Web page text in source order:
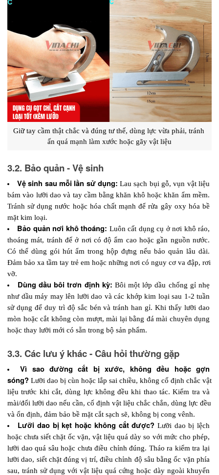
Giữ tay cầm thật chắc và đúng tư thế, dùng lực vừa phải, tránh
ấn quá mạnh làm xước hoặc gãy vật liệu
3.2. Bảo quản - Vệ sinh
Vệ sinh sau mỗi lần sử dụng: Lau sạch bụi gỗ, vụn vật liệu
bám vào lưỡi dao và tay cầm bằng khăn khô hoặc khăn ẩm mềm.
Tránh sử dụng nước hoặc hóa chất mạnh để rửa gây oxy hóa bề
mặt kim loại.
Bảo quản nơi khô thoáng: Luôn cất dụng cụ ở nơi khô ráo,
thoáng mát, tránh để ở nơi có độ ẩm cao hoặc gần nguồn nước.
Có thể dùng gói hút ẩm trong hộp đựng nếu bảo quản lâu dài.
Đảm bảo xa tầm tay trẻ em hoặc những nơi có nguy cơ va đập, rơi
vỡ.
Dùng dầu bôi trơn định kỳ: Bôi một lớp dầu chống gỉ nhẹ
như dầu máy may lên lưỡi dao và các khớp kim loại sau 1-2 tuần
sử dụng để duy trì độ sắc bén và tránh han gỉ. Khi thấy lưỡi dao
mòn hoặc cắt không còn mượt, mài lại bằng đá mài chuyên dụng
hoặc thay lưỡi mới có sẵn trong bộ sản phẩm.
3.3. Các lưu ý khác - Câu hỏi thường gặp
Vì sao đường cắt bị xước, không đều hoặc gợn
sóng? Lưỡi dao bị cùn hoặc lắp sai chiều, không cố định chắc vật
liệu trước khi cắt, dùng lực không đều khi thao tác. Kiểm tra và
mài/đổi lưỡi dao nếu cần, cố định vật liệu chắc chắn, dùng lực đều
và ổn định, đảm bảo bề mặt cắt sạch sẽ, không bị cong vênh.
Lưỡi dao bị kẹt hoặc không cắt được? Lưỡi dao bị lệch
hoặc chưa siết chặt ốc vặn, vật liệu quá dày so với mức cho phép,
lưỡi dao quá sâu hoặc chưa điều chỉnh đúng. Tháo ra kiểm tra lại
lưỡi dao, siết chặt đúng vị trí, điều chỉnh độ sâu bằng ốc vặn phía
sau, tránh sử dụng với vật liệu quá cứng hoặc dày ngoài khuyến